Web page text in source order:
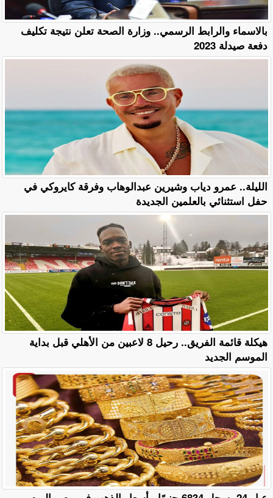
بالاسماء والرابط الرسمي.. وزارة الصحة تعلن نتيجة تكليف
دفعة صيدلة 2023
الليلة.. عمرو دياب وشيرين عبدالوهاب وفرقة كايروكي في
حفل استثنائي بالعلمين الجديدة
هيكلة قائمة الفريق.. رحيل 8 لاعبين من الأهلي قبل بداية
الموسم الجديد